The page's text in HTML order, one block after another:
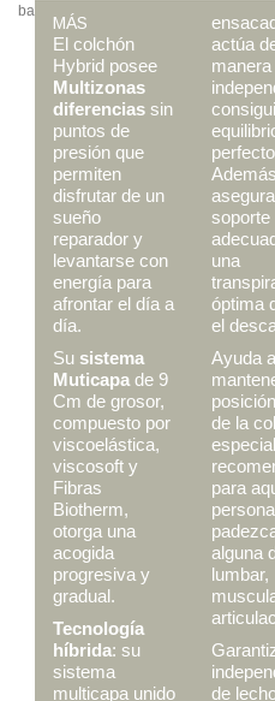
ba
MÁS
El colchón
Hybrid posee
Multizonas
diferencias sin
puntos de
presión que
permiten
disfrutar de un
sueño
reparador y
levantarse con
energía para
afrontar el día a
día.
Su sistema
Muticapa de 9
Cm de grosor,
compuesto por
viscoelástica,
viscosoft y
Fibras
Biotherm,
otorga una
acogida
progresiva y
gradual.
Tecnología
híbrida: su
sistema
multicapa unido
actúa
manera
soporte
una
óptima
el
Ayuda a
de la
para
alguna
lumbar,
de